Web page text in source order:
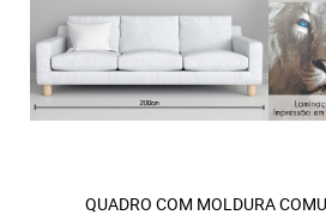
QUADRO COM MOLDURA